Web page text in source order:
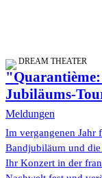
DREAM THEATER
Jubiläums-
Meldungen
Im vergangenen Jahr
Bandjubiläum und
Ihr Konzert in der